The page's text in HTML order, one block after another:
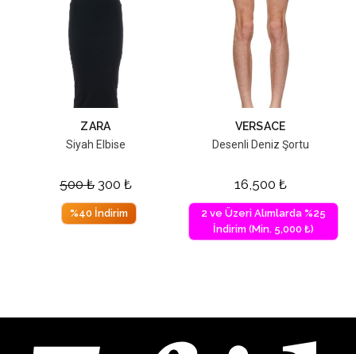
ZARA
Siyah Elbise
500₺ 300 ₺
%40 İndirim
VERSACE
Desenli Deniz Şortu
16,500 ₺
2 ve Üzeri Alımlarda %25
İndirim (Min. 5,000 ₺)